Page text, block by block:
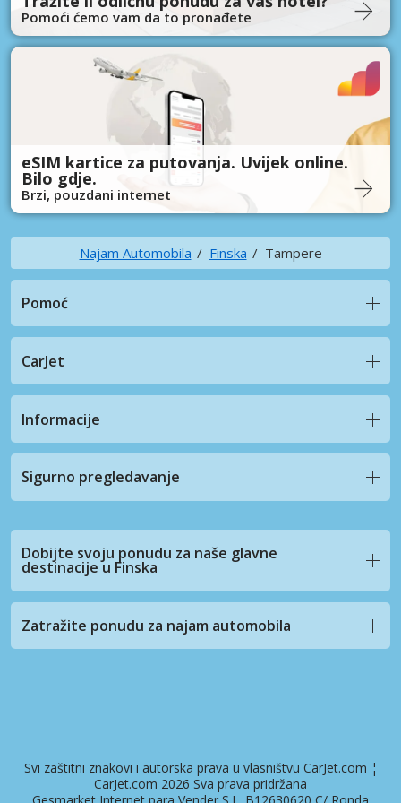
Pomoći ćemo vam da to pronađete
eSIM kartice za putovanja. Uvijek online.
Bilo gdje.
Brzi, pouzdani internet
Najam Automobila Finska Tampere
Pomoć
CarJet
Informacije
Sigurno pregledavanje
Dobijte svoju ponudu za naše glavne
destinacije u Finska
Zatražite ponudu za najam automobila
Svi zaštitni znakovi i autorska prava u vlasništvu CarJet.com ¦
CarJet.com 2026 Sva prava pridržana